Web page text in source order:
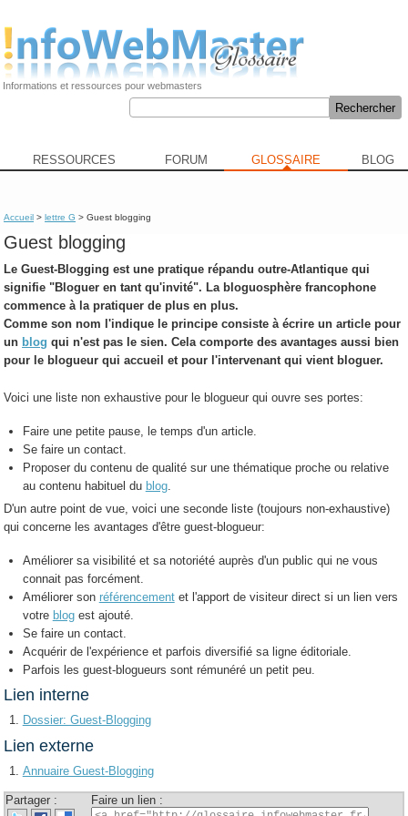
Informations et ressources pour webmasters
RESSOURCES FORUM GLOSSAIRE BLOG
Accueil >lettre G > Guest blogging
Guest blogging
LeGuest-Blogging est une pratique répandu outre-Atlantique qui
signifie "Bloguer en tant qu'invité". La bloguosphère francophone
commence à la pratiquer de plus en plus.
Comme son nom l'indique le principe consiste à écrire un article pour
un blog qui n'est pas le sien. Cela comporte des avantages aussi bien
pour le blogueur qui accueil et pour l'intervenant qui vient bloguer.
Voici une liste non exhaustive pour le blogueur qui ouvre ses portes:
Faire une petite pause, le temps d'un article.
Se faire un contact.
Proposer du contenu de qualité sur une thématique proche ou relative
au contenu habituel du blog.
D'un autre point de vue, voici une seconde liste (toujours non-exhaustive)
qui concerne les avantages d'être guest-blogueur:
Améliorer sa visibilité et sa notoriété auprès d'un public qui ne vous
connait pas forcément.
Améliorer son référencementet l'apport de visiteur direct si un lien vers
votre blogest ajouté.
Se faire un contact.
Acquérir de l'expérience et parfois diversifié sa ligne éditoriale.
Parfois les guest-blogueurs sont rémunéré un petit peu.
Lien interne
Dossier: Guest-Blogging
Lien externe
Annuaire Guest-Blogging
Partager : Faire un lien :